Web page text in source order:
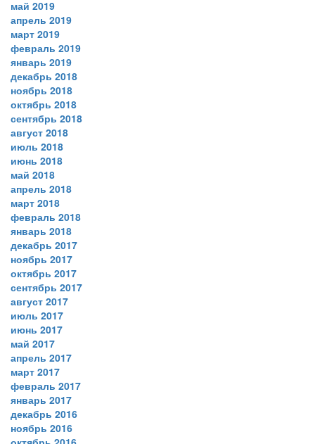
май 2019
апрель 2019
март 2019
февраль 2019
январь 2019
декабрь 2018
ноябрь 2018
октябрь 2018
сентябрь 2018
август 2018
июль 2018
июнь 2018
май 2018
апрель 2018
март 2018
февраль 2018
январь 2018
декабрь 2017
ноябрь 2017
октябрь 2017
сентябрь 2017
август 2017
июль 2017
июнь 2017
май 2017
апрель 2017
март 2017
февраль 2017
январь 2017
декабрь 2016
ноябрь 2016